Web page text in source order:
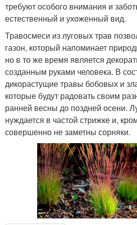
требуют особого внимания и
естественный и ухоженный вид.
Травосмеси из луговых трав
газон, который напоминает
но в то же время является
созданным руками человека. В
дикорастущие травы бобовых и
которые будут радовать своим
ранней весны до поздней осени.
нуждается в частой стрижке и,
совершенно не заметны сорняки.